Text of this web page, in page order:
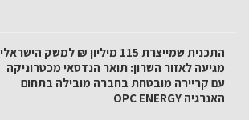
התכנית שמייצרת 115 מיליון ₪ למשק הישראלי
מגיעה לאזור השרון: תואר הנדסאי מכטרוניקה
עם קריירה מובטחת בחברה מובילה בתחום
האנרגיה OPC ENERGY